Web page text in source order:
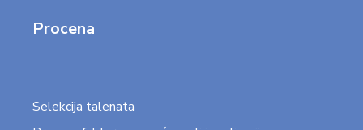
Procena
Selekcija talenata